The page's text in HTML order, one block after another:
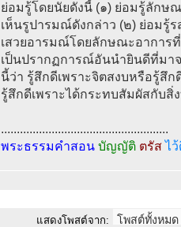
ย่อมรู้โดยนัยดังนี้ (๑) ย่อมรู้ลักษ
เห็นรูปารมณ์ดังกล่าว (๒) ย่อมรู้ร
เสวยอารมณ์โดยลักษณะอาการ
เป็นปรากฏการณ์อันนำยินดีที่มา
นี้ว่า รู้สึกดีเพราะจิตสงบหรือรู้สึ
รู้สึกดีเพราะได้กระทบสัมผัสกับสิ่
.....................................................
พระธรรมคำสอน บัญญัติ ตรัสไ
แสดงโพสต์จาก: